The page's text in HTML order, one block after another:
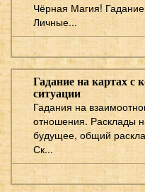
Чёрная Магия!
Личные...
Гадание на картах с
ситуации
Гадания на
отношения. Расклады
будущее, общий
Ск...